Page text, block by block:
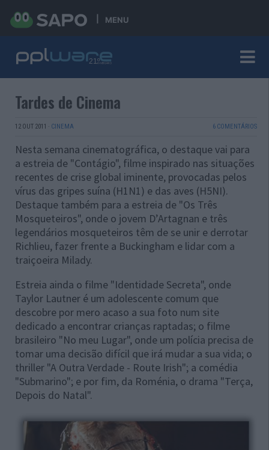
MENU
Tardes de Cinema
12 OUT 2011 · CINEMA 6 COMENTÁRIOS
Nesta semana cinematográfica, o destaque vai para
a estreia de "Contágio", filme inspirado nas situações
recentes de crise global iminente, provocadas pelos
vírus das gripes suína (H1N1) e das aves (H5NI).
Destaque também para a estreia de "Os Três
Mosqueteiros", onde o jovem D’Artagnan e três
legendários mosqueteiros têm de se unir e derrotar
Richlieu, fazer frente a Buckingham e lidar com a
traiçoeira Milady.
Estreia ainda o filme "Identidade Secreta", onde
Taylor Lautner é um adolescente comum que
descobre por mero acaso a sua foto num site
dedicado a encontrar crianças raptadas; o filme
brasileiro "No meu Lugar", onde um polícia precisa de
tomar uma decisão difícil que irá mudar a sua vida; o
thriller "A Outra Verdade - Route Irish"; a comédia
"Submarino"; e por fim, da Roménia, o drama "Terça,
Depois do Natal".